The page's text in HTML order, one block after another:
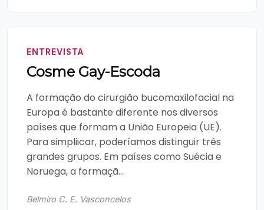
ENTREVISTA
Cosme Gay-Escoda
A formação do cirurgião bucomaxilofacial na
Europa é bastante diferente nos diversos
países que formam a União Europeia (UE).
Para simpliicar, poderíamos distinguir três
grandes grupos. Em países como Suécia e
Noruega, a formaçã...
Belmiro C. E. Vasconcelos